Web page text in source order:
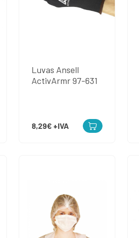
Luvas Ansell
ActivArmr 97-631
8,29€ +IVA